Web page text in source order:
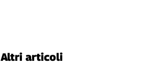
Altri articoli